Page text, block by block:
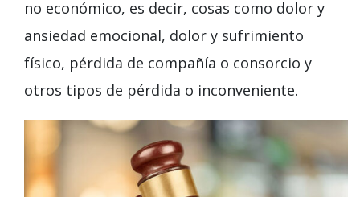
no económico, es decir, cosas como dolor y
ansiedad emocional, dolor y sufrimiento
físico, pérdida de compañía o consorcio y
otros tipos de pérdida o inconveniente.